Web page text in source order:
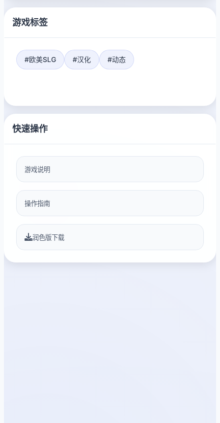
游戏标签
#欧美SLG #汉化 #动态
快速操作
游戏说明
操作指南
润色版下载